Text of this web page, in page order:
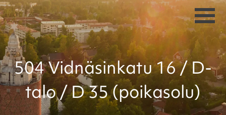
504 Vidnäsinkatu 16 / D-
talo / D 35 (poikasolu)